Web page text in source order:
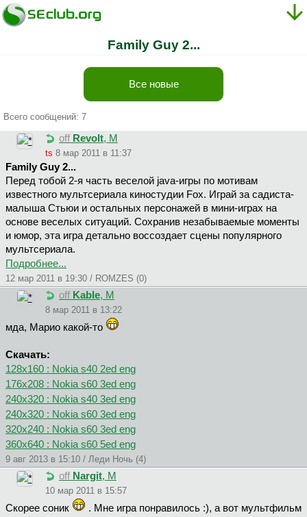
Family Guy 2...
Все новые
Всего сообщений: 7
off Revolt, М
ts 8 мар 2011 в 11:37
Family Guy 2...
Перед тобой 2-я часть веселой java-игры по мотивам
известного мультсериала киностудии Fox. Играй за садиста-
малыша Стьюи и остальных персонажей в мини-играх на
основе веселых ситуаций. Сохранив незабываемые моменты
и юмор, эта игра детально воссоздает сцены популярного
мультсериала.
Подробнее...
12 мар 2011 в 19:30 / ROMZES (0)
off Kable, М
8 мар 2011 в 13:22
мда, Марио какой-то
Скачать:
128x160 : Nokia s40 2ed eng
176x208 : Nokia s60 3ed eng
240x320 : Nokia s40 3ed eng
240x320 : Nokia s60 3ed eng
320x240 : Nokia s60 3ed eng
360x640 : Nokia s60 5ed eng
9 авг 2013 в 15:10 / Леди Ночь (4)
off Nargit, М
10 мар 2011 в 15:57
Скорее соник
. Мне игра понравилось :), а вот мультфильм